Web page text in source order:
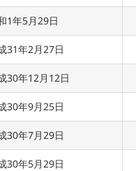
1年5月29日
31年2月27日
30年12月12日
30年9月25日
30年7月29日
30年5月29日